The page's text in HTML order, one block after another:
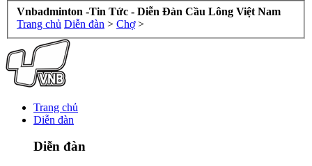
Vnbadminton -Tin Tức - Diễn Đàn Cầu Lông Việt Nam
Trang chủ Diễn đàn > Chợ >
Trang chủ
Diễn đàn
Diễn đàn